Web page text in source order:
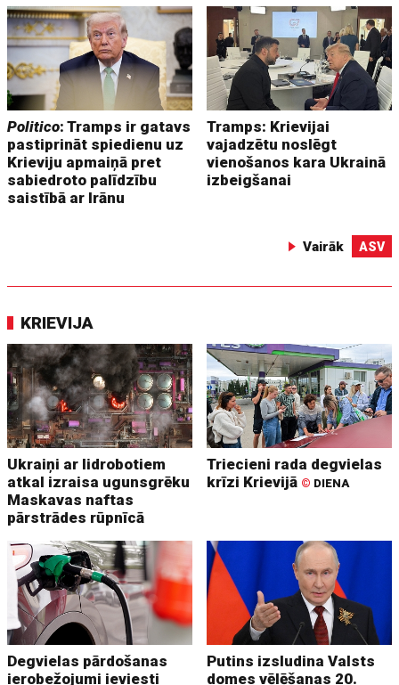
Politico: Tramps ir gatavs
pastiprināt spiedienu uz
Krieviju apmaiņā pret
sabiedroto palīdzību
saistībā ar Irānu
Tramps: Krievijai
vajadzētu noslēgt
vienošanos kara Ukrainā
izbeigšanai
Vairāk ASV
KRIEVIJA
Ukraiņi ar lidrobotiem
atkal izraisa ugunsgrēku
Maskavas naftas
pārstrādes rūpnīcā
Triecieni rada degvielas
krīzi Krievijā © DIENA
Degvielas pārdošanas
ierobežojumi ieviesti
Putins izsludina Valsts
domes vēlēšanas 20.